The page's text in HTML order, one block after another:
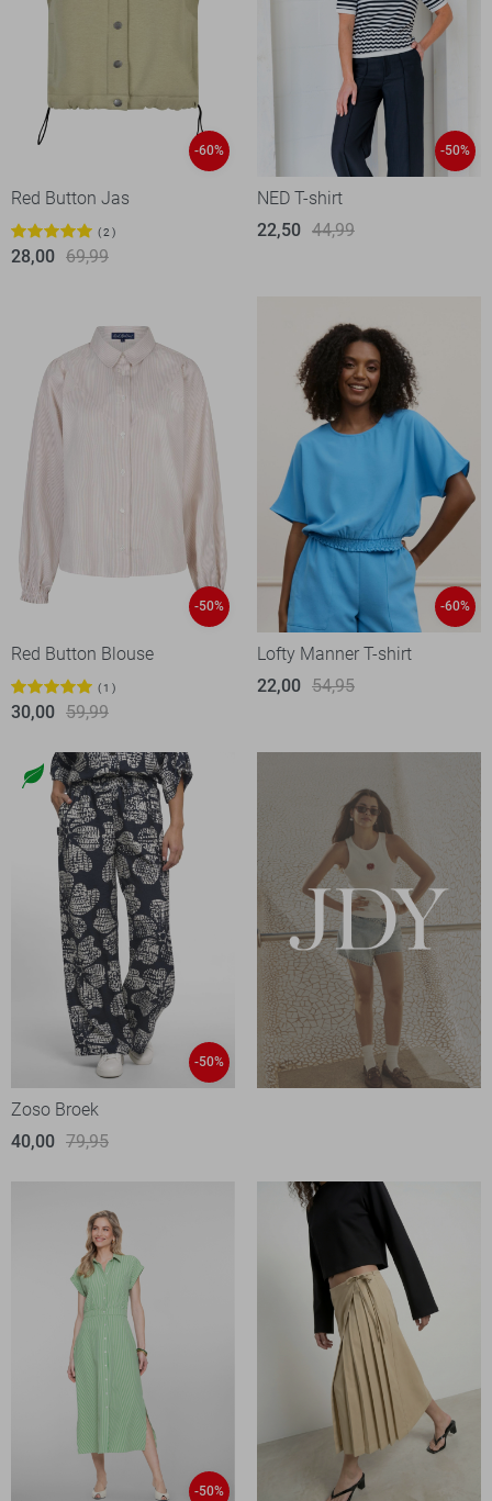
-60%
Red Button Jas
2
28,00 69,99
-50%
NED T-shirt
22,50 44,99
-50%
Red Button Blouse
1
30,00 59,99
-60%
Lofty Manner T-shirt
22,00 54,95
-50%
Zoso Broek
40,00 79,95
-50%